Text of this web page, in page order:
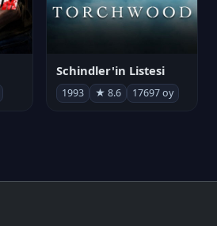
Schindler'in Listesi
1993 ★ 8.6 17697 oy